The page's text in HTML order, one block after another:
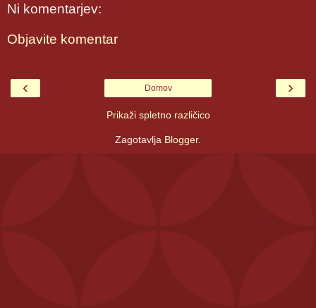
Ni komentarjev:
Objavite komentar
‹ ›
Domov
Prikaži spletno različico
Zagotavlja Blogger.